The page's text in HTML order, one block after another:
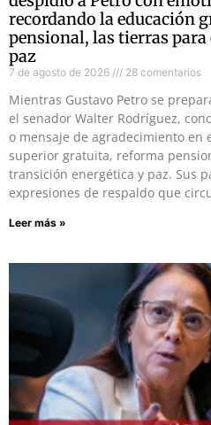
recordando la educación
pensional, las tierras
paz
7 de agosto de 2026 28 comentarios
Mientras Gustavo Petro se
el senador Walter Rodríguez,
o mensaje de agradecimiento en
superior gratuita, reforma
transición energética y paz. Sus
expresiones de respaldo que
Leer más »